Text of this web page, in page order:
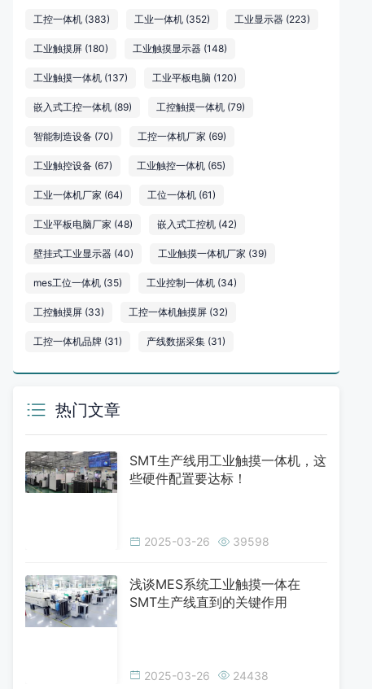
工控一体机(383) 工业一体机(352) 工业显示器(223)
工业触摸屏(180) 工业触摸显示器(148)
工业触摸一体机(137) 工业平板电脑 (120)
嵌入式工控一体机(89) 工控触摸一体机(79)
智能制造设备(70) 工控一体机厂家 (69)
工业触控设备(67) 工业触控一体机(65)
工业一体机厂家 (64) 工位一体机(61)
工业平板电脑厂家 (48) 嵌入式工控机(42)
壁挂式工业显示器(40) 工业触摸一体机厂家 (39)
mes工位一体机(35) 工业控制一体机(34)
工控触摸屏(33) 工控一体机触摸屏(32)
工控一体机品牌(31) 产线数据采集(31)
热门文章
SMT生产线用工业触摸一体机，这
些硬件配置要达标！
2025-03-26 39598
浅谈MES系统工业触摸一体在
SMT生产线直到的关键作用
2025-03-26 24438